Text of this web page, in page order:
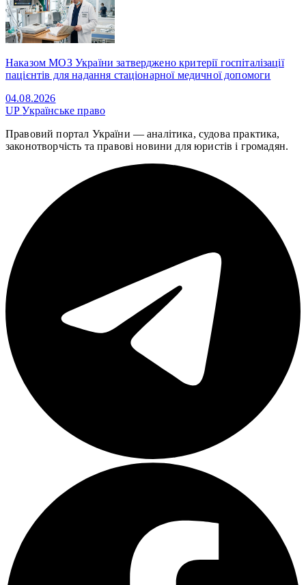
Наказом МОЗ України затверджено критерії госпіталізації
пацієнтів для надання стаціонарної медичної допомоги
04.08.2026
UPУкраїнське право
Правовий портал України — аналітика, судова практика,
законотворчість та правові новини для юристів і громадян.